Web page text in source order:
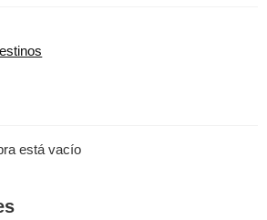
está vacío